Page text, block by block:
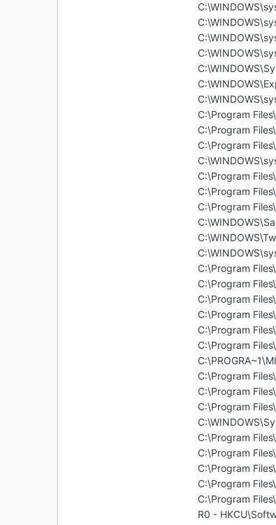
C:\Program
C:\Program
C:\Program
C:\Program
C:\Program
C:\Program
C:\Program
C:\Program
C:\Program
C:\Program
C:\Program
C:\Program
C:\Program
C:\Program
C:\Program
C:\Program
C:\Program
C:\Program
C:\Program
C:\Program
R0 -